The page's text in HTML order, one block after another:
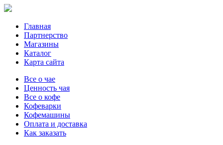
Главная
Партнерство
Магазины
Каталог
Карта сайта
Все о чае
Ценность чая
Все о кофе
Кофеварки
Кофемашины
Оплата и доставка
Как заказать